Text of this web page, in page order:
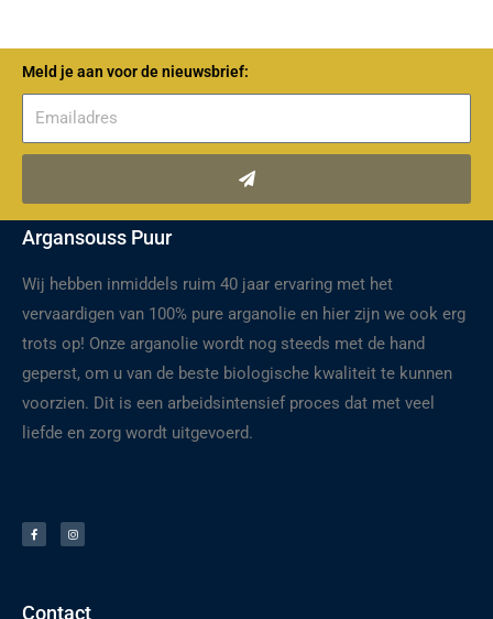
Meld je aan voor de nieuwsbrief:
Verzenden
Argansouss Puur
Wij hebben inmiddels ruim 40 jaar ervaring met het
vervaardigen van 100% pure arganolie en hier zijn we ook erg
trots op! Onze arganolie wordt nog steeds met de hand
geperst, om u van de beste biologische kwaliteit te kunnen
voorzien. Dit is een arbeidsintensief proces dat met veel
liefde en zorg wordt uitgevoerd.
c
e
b
s
t
a
Contact